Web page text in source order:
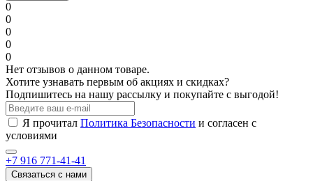
0
0
0
0
0
Нет отзывов о данном товаре.
Хотите узнавать первым об акциях и скидках?
Подпишитесь на нашу рассылку и покупайте с выгодой!
Я прочитал Политика Безопасности и согласен с
условиями
+7 916 771-41-41
Связаться с нами